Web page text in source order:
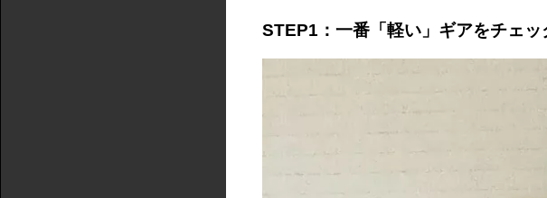
STEP1：一番「軽い」ギアをチェッ